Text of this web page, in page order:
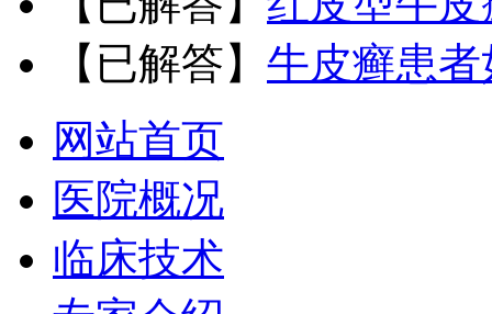
【已解答】 牛皮癣患
网站首页
医院概况
临床技术